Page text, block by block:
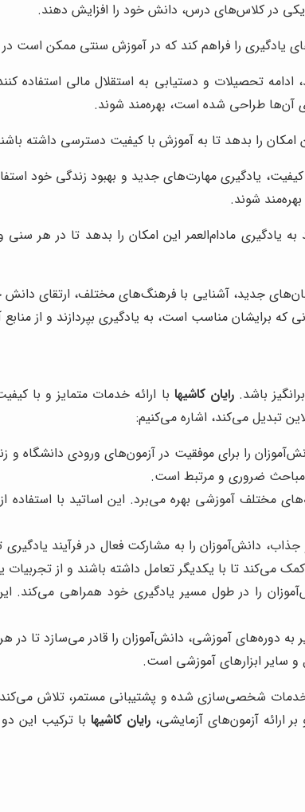
در کلاس‌های درس، دانش خود را افزایش دهند.
یادگیری را فراهم کند که در آموزش سنتی ممکن است
ادامه تحصیلات و دستیابی به استقلال مالی استفاده
آن‌ها طراحی شده است، بهره‌مند شوند.
امکان را بدهد تا به آموزش با کیفیت دسترسی داشته
یادگیری مهارت‌های جدید و بهبود زندگی خود
شوند.
به یادگیری مادام‌العمر این امکان را بدهد تا در هر
زبان‌های جدید، آشنایی با فرهنگ‌های مختلف، ارتقای
که برایشان مناسب است، به یادگیری بپردازند و از
باشد.رایان کاشیها با ارائه خدمات متمایز و با
تبدیل می‌کند، اشاره می‌کنیم:
را برای موفقیت در آزمون‌های ورودی دانشگاه
ضروری و مرتبط است.
مختلف آموزشی بهره می‌برد. این اساتید با استفاده
جذاب، دانش‌آموزان را به مشارکت فعال در فرآیند
تا با یکدیگر تعامل داشته باشند و از تجربیات
را در طول مسیر یادگیری خود همراهی می‌کند.
به دوره‌های آموزشی، دانش‌آموزان را قادر می‌سازد تا
و سایر ابزارهای آموزشی است.
خدمات شخصی‌سازی شده و پشتیبانی مستمر، تلاش می‌کند
بر ارائه آزمون‌های آزمایشی،رایان کاشیها با ترکیب این